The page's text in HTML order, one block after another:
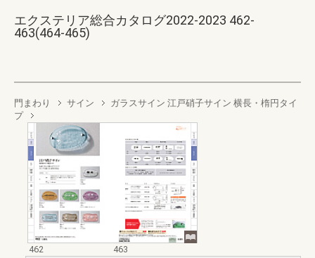
エクステリア総合カタログ2022-2023 462-
463(464-465)
門まわり サイン
ガラスサイン 江戸硝子サイン 横長・楕円タイ
プ
462
463